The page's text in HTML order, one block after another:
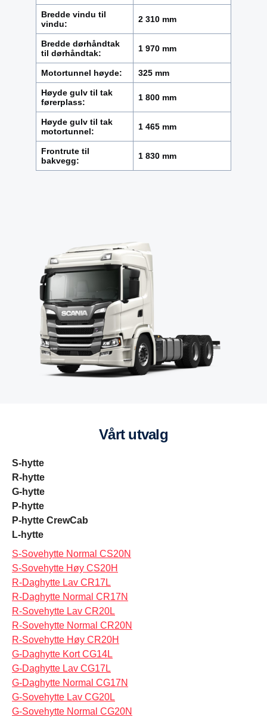
Bredde vindu til
vindu:
2 310 mm
Bredde dørhåndtak
til dørhåndtak:
1 970 mm
Motortunnel høyde: 325 mm
Høyde gulv til tak
førerplass:
1 800 mm
Høyde gulv til tak
motortunnel:
1 465 mm
Frontrute til
bakvegg:
1 830 mm
Vårt utvalg
S-hytte
R-hytte
G-hytte
P-hytte
P-hytte CrewCab
L-hytte
S-Sovehytte Normal CS20N
S-Sovehytte Høy CS20H
R-Daghytte Lav CR17L
R-Daghytte Normal CR17N
R-Sovehytte Lav CR20L
R-Sovehytte Normal CR20N
R-Sovehytte Høy CR20H
G-Daghytte Kort CG14L
G-Daghytte Lav CG17L
G-Daghytte Normal CG17N
G-Sovehytte Lav CG20L
G-Sovehytte Normal CG20N